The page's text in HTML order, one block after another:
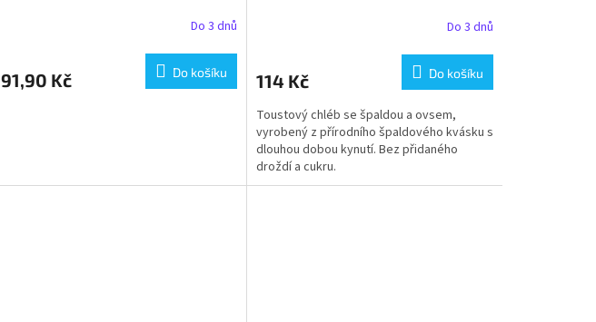
Do 3 dnů
91,90 Kč Do košíku
Do 3 dnů
114 Kč Do košíku
Toustový chléb se špaldou a ovsem,
vyrobený z přírodního špaldového kvásku s
dlouhou dobou kynutí. Bez přidaného
droždí a cukru.